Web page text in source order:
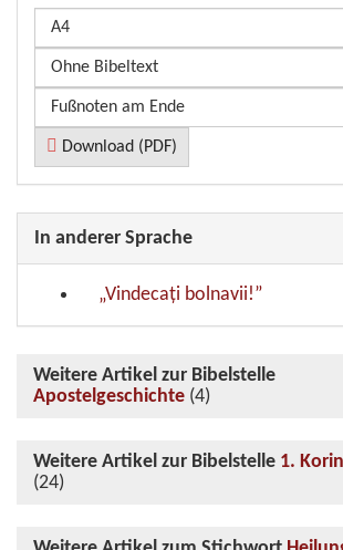
Download (PDF)
In anderer Sprache
„Vindecați bolnavii!”
Weitere Artikel zur Bibelstelle
Apostelgeschichte (4)
Weitere Artikel zur Bibelstelle 1.
(24)